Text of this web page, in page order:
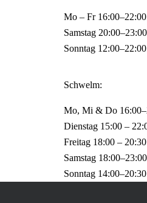
Mo – Fr 16:00–22:00
Samstag 20:00–23:00
Sonntag 12:00–22:00
Schwelm:
Mo, Mi & Do
Dienstag 15:00 –
Freitag 18:00 – 20:30
Samstag 18:00–23:00
Sonntag 14:00–20:30